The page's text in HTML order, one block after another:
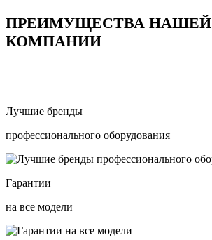
ПРЕИМУЩЕСТВА НАШЕЙ
КОМПАНИИ
Лучшие бренды
профессионального оборудования
Гарантии
на все модели